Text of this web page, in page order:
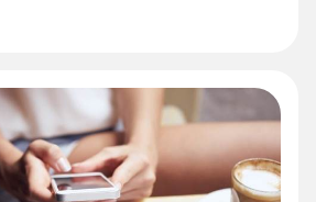
los expertos para proteger tus ojos de las